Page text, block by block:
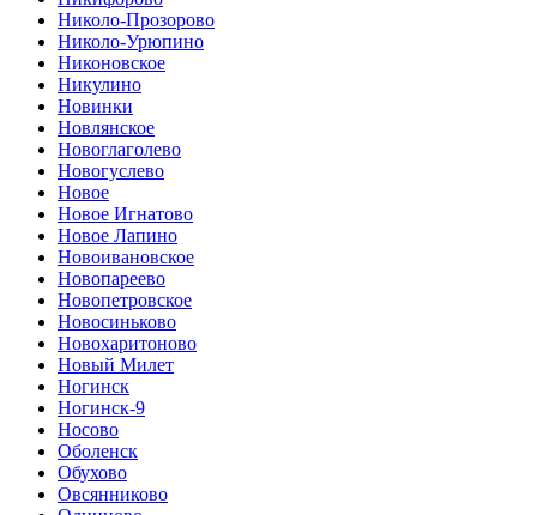
Николо-Прозорово
Николо-Урюпино
Никоновское
Никулино
Новинки
Новлянское
Новоглаголево
Новогуслево
Новое
Новое Игнатово
Новое Лапино
Новоивановское
Новопареево
Новопетровское
Новосиньково
Новохаритоново
Новый Милет
Ногинск
Ногинск-9
Носово
Оболенск
Обухово
Овсянниково